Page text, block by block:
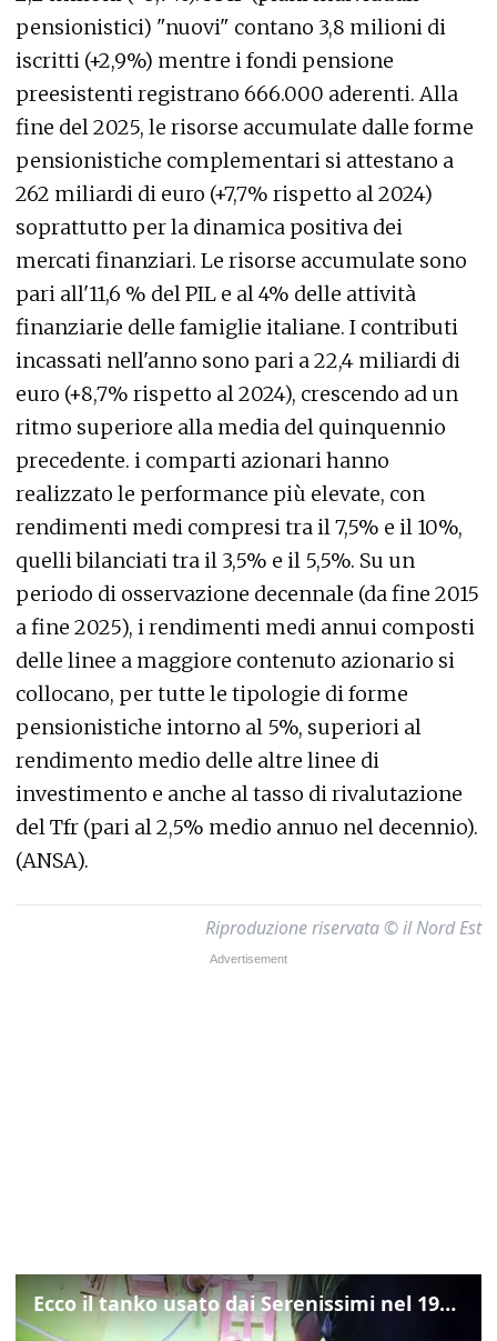
pensionistici) "nuovi" contano 3,8 milioni di
iscritti (+2,9%) mentre i fondi pensione
preesistenti registrano 666.000 aderenti. Alla
fine del 2025, le risorse accumulate dalle forme
pensionistiche complementari si attestano a
262 miliardi di euro (+7,7% rispetto al 2024)
soprattutto per la dinamica positiva dei
mercati finanziari. Le risorse accumulate sono
pari all'11,6 % del PIL e al 4% delle attività
finanziarie delle famiglie italiane. I contributi
incassati nell'anno sono pari a 22,4 miliardi di
euro (+8,7% rispetto al 2024), crescendo ad un
ritmo superiore alla media del quinquennio
precedente. i comparti azionari hanno
realizzato le performance più elevate, con
rendimenti medi compresi tra il 7,5% e il 10%,
quelli bilanciati tra il 3,5% e il 5,5%. Su un
periodo di osservazione decennale (da fine 2015
a fine 2025), i rendimenti medi annui composti
delle linee a maggiore contenuto azionario si
collocano, per tutte le tipologie di forme
pensionistiche intorno al 5%, superiori al
rendimento medio delle altre linee di
investimento e anche al tasso di rivalutazione
del Tfr (pari al 2,5% medio annuo nel decennio).
(ANSA).
Riproduzione riservata © il Nord Est
Ecco il tanko usato dai Serenissimi nel 1997 per il blitz a San Marco